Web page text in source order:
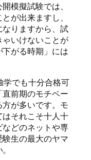
模擬試験では、
が出来ますし、
りますから、試
いけないことが
がる時期」には
でも十分合格可
前期のモチベー
が多いです。モ
それこそ十人十
どのネットや専
生の最大のヤマ